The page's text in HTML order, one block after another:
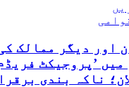
اور دیگر ممالک
’پروجیکٹ
ناکہ بندی